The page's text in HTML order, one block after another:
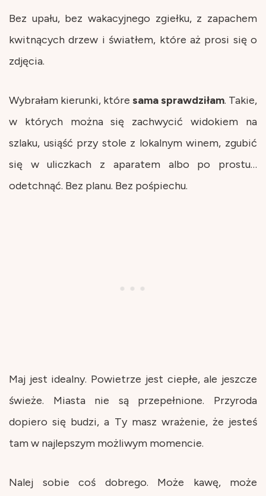
Bez upału, bez wakacyjnego zgiełku, z zapachem
kwitnących drzew i światłem, które aż prosi się o
zdjęcia.
Wybrałam kierunki, które samasprawdziłam. Takie,
w których można się zachwycić widokiem na
szlaku, usiąść przy stole z lokalnym winem, zgubić
się w uliczkach z aparatem albo po prostu…
odetchnąć. Bez planu. Bez pośpiechu.
Maj jest idealny. Powietrze jest ciepłe, ale jeszcze
świeże. Miasta nie są przepełnione. Przyroda
dopiero się budzi, a Ty masz wrażenie, że jesteś
tam w najlepszym możliwym momencie.
Nalej sobie coś dobrego. Może kawę, może